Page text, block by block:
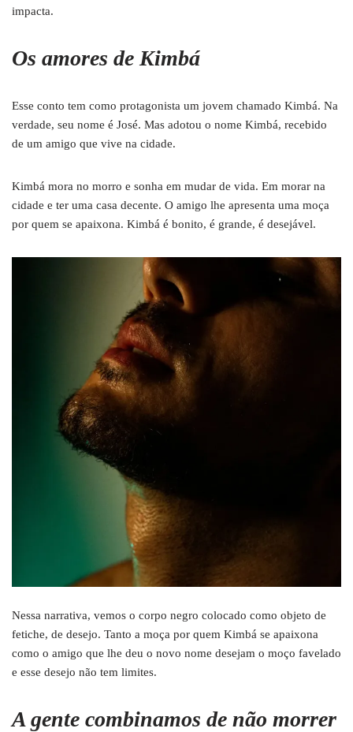
impacta.
Os amores de Kimbá
Esse conto tem como protagonista um jovem chamado Kimbá. Na
verdade, seu nome é José. Mas adotou o nome Kimbá, recebido
de um amigo que vive na cidade.
Kimbá mora no morro e sonha em mudar de vida. Em morar na
cidade e ter uma casa decente. O amigo lhe apresenta uma moça
por quem se apaixona. Kimbá é bonito, é grande, é desejável.
Nessa narrativa, vemos o corpo negro colocado como objeto de
fetiche, de desejo. Tanto a moça por quem Kimbá se apaixona
como o amigo que lhe deu o novo nome desejam o moço favelado
e esse desejo não tem limites.
A gente combinamos de não morrer